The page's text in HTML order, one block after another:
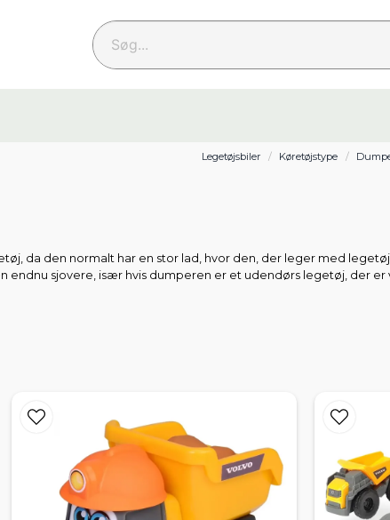
Søg...
Legetøjsbiler Køretøjstype
da den normalt har en stor lad, hvor den, der leger med
endnu sjovere, især hvis dumperen er et udendørs legetøj, der